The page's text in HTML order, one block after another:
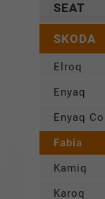
SEAT
SKODA
Elroq
Enyaq
Enyaq
Fabia
Kamiq
Karoq